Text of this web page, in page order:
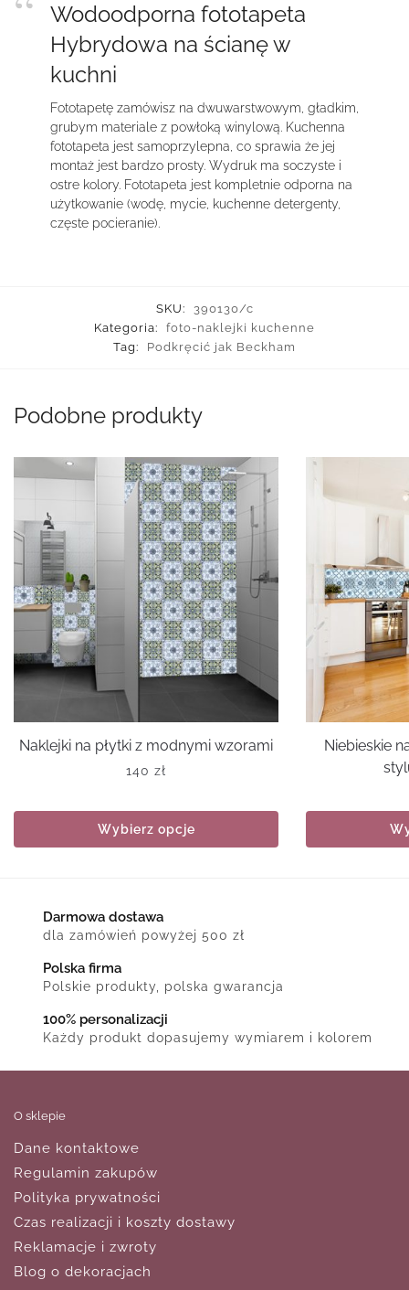
Wodoodporna fototapeta
Hybrydowa na ścianę w
kuchni
Fototapetę zamówisz na dwuwarstwowym, gładkim,
grubym materiale z powłoką winylową. Kuchenna
fototapeta jest samoprzylepna, co sprawia że jej
montaż jest bardzo prosty. Wydruk ma soczyste i
ostre kolory. Fototapeta jest kompletnie odporna na
użytkowanie (wodę, mycie, kuchenne detergenty,
częste pocieranie).
SKU:
390130/c
Kategoria:
foto-naklejki kuchenne
Tag:
Podkręcić jak Beckham
Podobne produkty
Naklejki na płytki z modnymi wzorami
140 zł
Wybierz opcje
Niebieskie
Darmowa dostawa
dla zamówień powyżej 500 zł
Polska firma
Polskie produkty, polska gwarancja
100% personalizacji
Każdy produkt dopasujemy wymiarem i kolorem
O sklepie
Dane kontaktowe
Regulamin zakupów
Polityka prywatności
Czas realizacji i koszty dostawy
Reklamacje i zwroty
Blog o dekoracjach